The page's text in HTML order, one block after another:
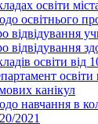
освіти
освітнього
відвідування
відвідування
освіти від
канікул
навчання в
2021